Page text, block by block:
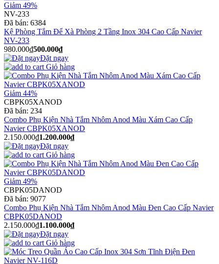
Giảm 49%
NV-233
Đã bán: 6384
Kệ Phòng Tắm Để Xà Phòng 2 Tầng Inox 304 Cao Cấp Navier
NV-233
980.000₫500.000₫
Đặt ngay
Giỏ hàng
Giảm 44%
CBPK05XANOD
Đã bán: 234
Combo Phụ Kiện Nhà Tắm Nhôm Anod Màu Xám Cao Cấp
Navier CBPK05XANOD
2.150.000₫1.200.000₫
Đặt ngay
Giỏ hàng
Giảm 49%
CBPK05DANOD
Đã bán: 9077
Combo Phụ Kiện Nhà Tắm Nhôm Anod Màu Đen Cao Cấp Navier
CBPK05DANOD
2.150.000₫1.100.000₫
Đặt ngay
Giỏ hàng